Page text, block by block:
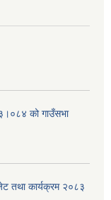
को गाउँसभा
तथा कार्यक्रम २०८३